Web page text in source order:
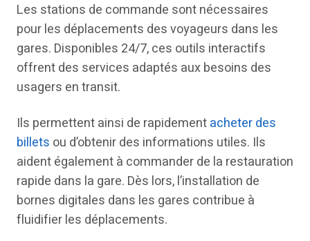
Les stations de commande sont nécessaires
pour les déplacements des voyageurs dans les
gares. Disponibles 24/7, ces outils interactifs
offrent des services adaptés aux besoins des
usagers en transit.
Ils permettent ainsi de rapidementacheter des
billets ou d’obtenir des informations utiles. Ils
aident également à commander de la restauration
rapide dans la gare. Dès lors, l’installation de
bornes digitales dans les gares contribue à
fluidifier les déplacements.